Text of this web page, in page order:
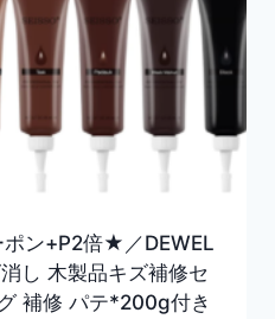
ン+P2倍★／DEWEL
し 木製品キズ補修セ
補修 パテ*200g付き